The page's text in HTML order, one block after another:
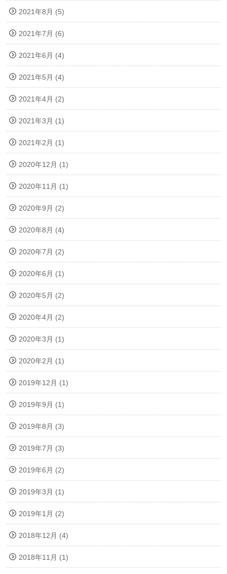
2021年8月 (5)
2021年7月 (6)
2021年6月 (4)
2021年5月 (4)
2021年4月 (2)
2021年3月 (1)
2021年2月 (1)
2020年12月 (1)
2020年11月 (1)
2020年9月 (2)
2020年8月 (4)
2020年7月 (2)
2020年6月 (1)
2020年5月 (2)
2020年4月 (2)
2020年3月 (1)
2020年2月 (1)
2019年12月 (1)
2019年9月 (1)
2019年8月 (3)
2019年7月 (3)
2019年6月 (2)
2019年3月 (1)
2019年1月 (2)
2018年12月 (4)
2018年11月 (1)